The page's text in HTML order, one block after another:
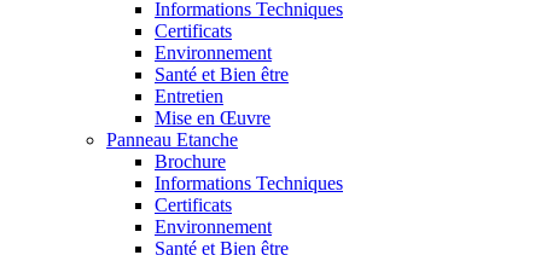
Informations Techniques
Certificats
Environnement
Santé et Bien être
Entretien
Mise en Œuvre
Panneau Etanche
Brochure
Informations Techniques
Certificats
Environnement
Santé et Bien être